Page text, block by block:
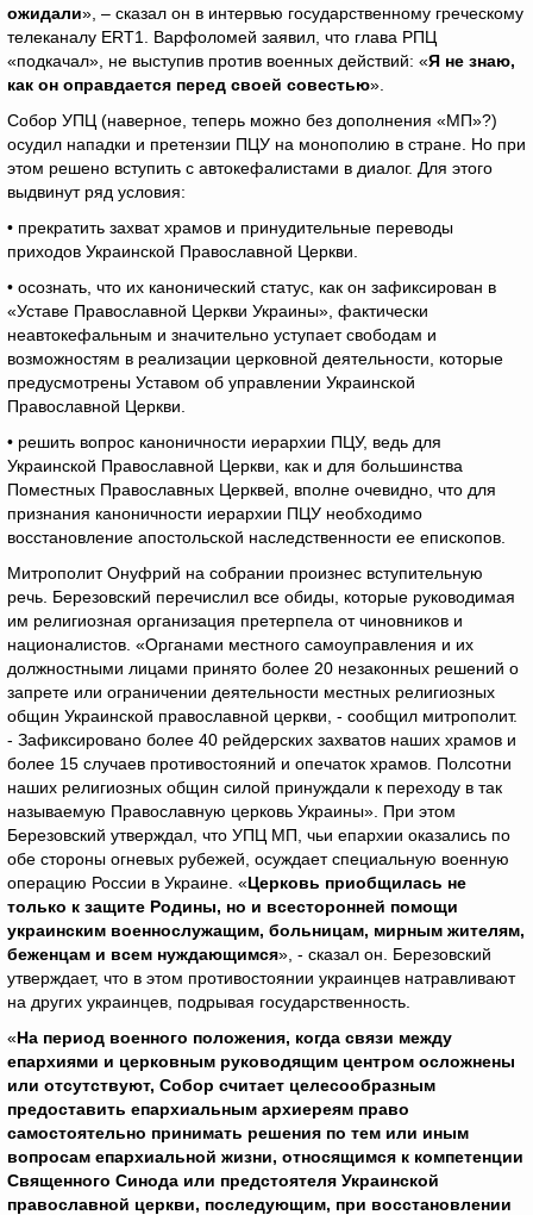
ожидали», – сказал он в интервью государственному греческому
телеканалу ERT1. Варфоломей заявил, что глава РПЦ
«подкачал», не выступив против военных действий: «Я не знаю,
как он оправдается перед своей совестью».
Собор УПЦ (наверное, теперь можно без дополнения «МП»?)
осудил нападки и претензии ПЦУ на монополию в стране. Но при
этом решено вступить с автокефалистами в диалог. Для этого
выдвинут ряд условия:
• прекратить захват храмов и принудительные переводы
приходов Украинской Православной Церкви.
• осознать, что их канонический статус, как он зафиксирован в
«Уставе Православной Церкви Украины», фактически
неавтокефальным и значительно уступает свободам и
возможностям в реализации церковной деятельности, которые
предусмотрены Уставом об управлении Украинской
Православной Церкви.
• решить вопрос каноничности иерархии ПЦУ, ведь для
Украинской Православной Церкви, как и для большинства
Поместных Православных Церквей, вполне очевидно, что для
признания каноничности иерархии ПЦУ необходимо
восстановление апостольской наследственности ее епископов.
Митрополит Онуфрий на собрании произнес вступительную
речь. Березовский перечислил все обиды, которые руководимая
им религиозная организация претерпела от чиновников и
националистов. «Органами местного самоуправления и их
должностными лицами принято более 20 незаконных решений о
запрете или ограничении деятельности местных религиозных
общин Украинской православной церкви, - сообщил митрополит.
- Зафиксировано более 40 рейдерских захватов наших храмов и
более 15 случаев противостояний и опечаток храмов. Полсотни
наших религиозных общин силой принуждали к переходу в так
называемую Православную церковь Украины». При этом
Березовский утверждал, что УПЦ МП, чьи епархии оказались по
обе стороны огневых рубежей, осуждает специальную военную
операцию России в Украине. «Церковь приобщилась не
только к защите Родины, но и всесторонней помощи
украинским военнослужащим, больницам, мирным жителям,
беженцам и всем нуждающимся», - сказал он. Березовский
утверждает, что в этом противостоянии украинцев натравливают
на других украинцев, подрывая государственность.
«На период военного положения, когда связи между
епархиями и церковным руководящим центром осложнены
или отсутствуют, Собор считает целесообразным
предоставить епархиальным архиереям право
самостоятельно принимать решения по тем или иным
вопросам епархиальной жизни, относящимся к компетенции
Священного Синода или предстоятеля Украинской
православной церкви, последующим, при восстановлении